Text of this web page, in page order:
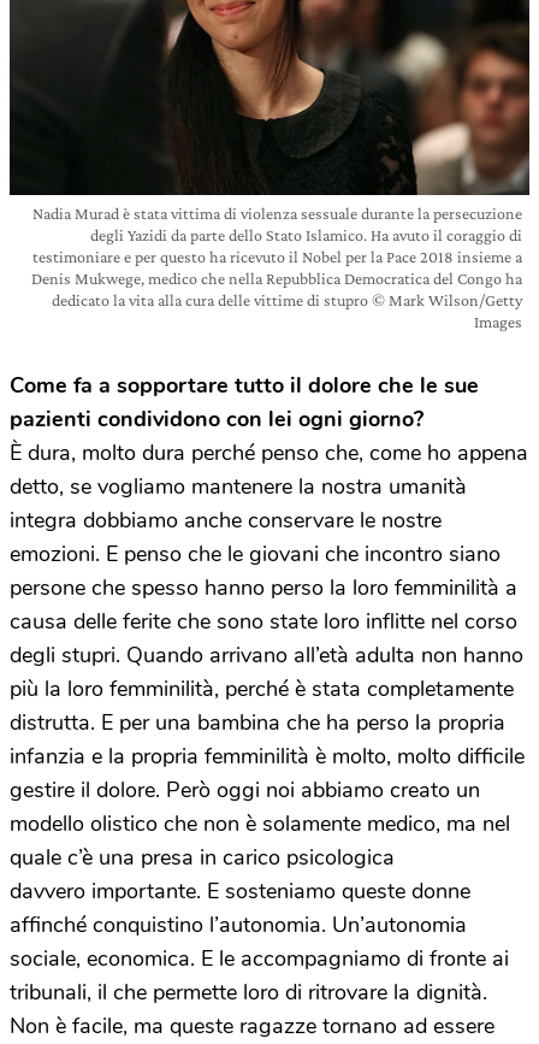
Nadia Murad è stata vittima di violenza sessuale durante la persecuzione
degli Yazidi da parte dello Stato Islamico. Ha avuto il coraggio di
testimoniare e per questo ha ricevuto il Nobel per la Pace 2018 insieme a
Denis Mukwege, medico che nella Repubblica Democratica del Congo ha
dedicato la vita alla cura delle vittime di stupro © Mark Wilson/Getty
Images
Come fa a sopportare tutto il dolore che le sue
pazienti condividono con lei ogni giorno?
È dura, molto dura perché penso che, come ho appena
detto, se vogliamo mantenere la nostra umanità
integra dobbiamo anche conservare le nostre
emozioni. E penso che le giovani che incontro siano
persone che spesso hanno perso la loro femminilità a
causa delle ferite che sono state loro inflitte nel corso
degli stupri. Quando arrivano all’età adulta non hanno
più la loro femminilità, perché è stata completamente
distrutta. E per una bambina che ha perso la propria
infanzia e la propria femminilità è molto, molto difficile
gestire il dolore. Però oggi noi abbiamo creato un
modello olistico che non è solamente medico, ma nel
quale c’è una presa in carico psicologica
davvero importante. E sosteniamo queste donne
affinché conquistino l’autonomia. Un’autonomia
sociale, economica. E le accompagniamo di fronte ai
tribunali, il che permette loro di ritrovare la dignità.
Non è facile, ma queste ragazze tornano ad essere